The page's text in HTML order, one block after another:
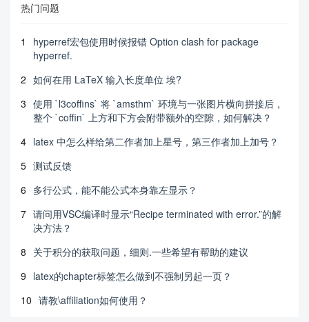
热门问题
1
hyperref宏包使用时候报错 Option clash for package
hyperref.
2 如何在用 LaTeX 输入长度单位 埃?
3 使用 `l3coffins` 将 `amsthm` 环境与一张图片横向拼接后，
整个 `coffin` 上方和下方会附带额外的空隙，如何解决？
4 latex 中怎么样给第二作者加上星号，第三作者加上加号？
5 测试反馈
6 多行公式，能不能公式本身靠左显示？
7 请问用VSC编译时显示“Recipe terminated with error.”的解
决方法？
8 关于积分的获取问题，细则.一些希望有帮助的建议
9 latex的chapter标签怎么做到不强制另起一页？
10 请教\affiliation如何使用？